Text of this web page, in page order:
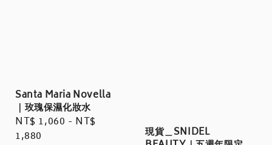
Santa Maria Novella
｜玫瑰保濕化妝水
Regular
price
NT$ 1,060 - NT$
1,880
現貨＿SNIDEL